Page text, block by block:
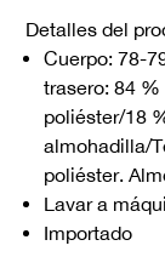
Detalles del
Cuerpo: 78-
trasero: 84
poliéster/18
almohadilla/
poliéster.
Lavar a
Importado